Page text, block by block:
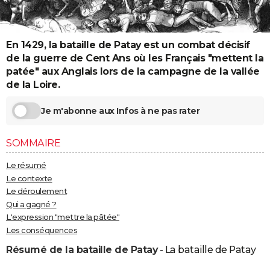
Destinations
City break
Voyage nature
Voyage de noces
Forum
Climat
+
PHOTO
GUIDES D'ACHAT
BONS PLANS
CARTE DE VOEUX
Carte de Noël
Carte Bonne année
Carte Saint-Valentin
Carte Pâques
Carte d'anniversaire
DICTIONNAIRE
COPAINS D'AVANT
S'inscrire
Se connecter
Lycées
Collèges
Primaires
Universités
Entreprises
Service militaire
Avis de recherche
AVIS DE DÉCÈS
FORUM
Bricolage
Lifestyle
Culture
Sport
Auto
Television
Voyage
Cinema
En 1429, la bataille de Patay est un combat décisif
de la guerre de Cent Ans où les Français "mettent la
patée" aux Anglais lors de la campagne de la vallée
de la Loire.
Je m'abonne aux Infos à ne pas rater
SOMMAIRE
Le résumé
Le contexte
Le déroulement
Qui a gagné ?
L'expression "mettre la pâtée"
Les conséquences
Résumé de la bataille de Patay- La bataille de Patay